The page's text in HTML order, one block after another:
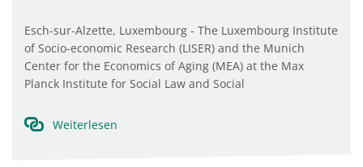
Esch-sur-Alzette, Luxembourg - The Luxembourg Institute
of Socio-economic Research (LISER) and the Munich
Center for the Economics of Aging (MEA) at the Max
Planck Institute for Social Law and Social
Weiterlesen